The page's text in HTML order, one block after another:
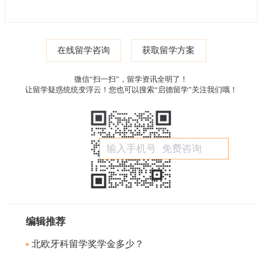
在线留学咨询 获取留学方案
微信“扫一扫”，留学资讯全明了！
让留学疑惑统统变浮云！您也可以搜索“启德留学”关注我们哦！
编辑推荐
北欧牙科留学奖学金多少？